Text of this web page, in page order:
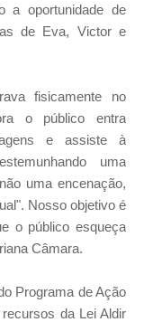
a oportunidade de
de Eva, Victor e
fisicamente no
o público entra
e assiste à
uma
uma encenação,
Nosso objetivo é
o público esqueça
Câmara.
Programa de Ação
da Lei Aldir